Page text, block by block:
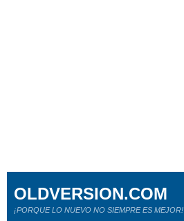
OLDVERSION.COM
¡PORQUE LO NUEVO NO SIEMPRE ES MEJOR!